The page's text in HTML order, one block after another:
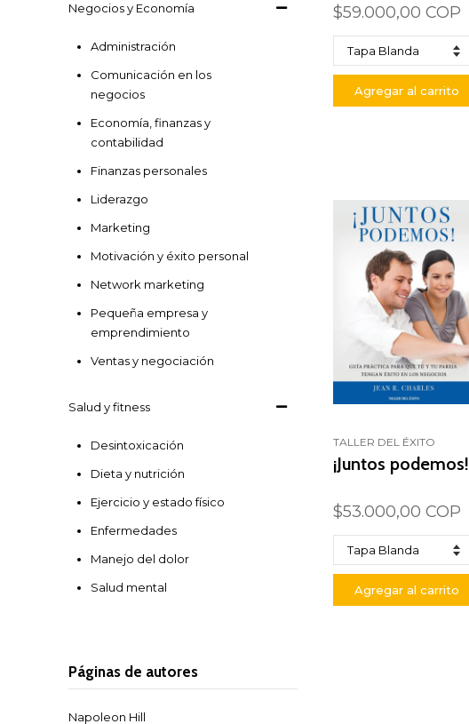
Negocios y Economía
Administración
Comunicación en los
negocios
Economía, finanzas y
contabilidad
Finanzas personales
Liderazgo
Marketing
Motivación y éxito personal
Network marketing
Pequeña empresa y
emprendimiento
Ventas y negociación
Salud y fitness
Desintoxicación
Dieta y nutrición
Ejercicio y estado físico
Enfermedades
Manejo del dolor
Salud mental
Páginas de autores
Napoleon Hill
$59.000,00 COP
Agregar al carrito
TALLER DEL ÉXITO
¡Juntos podemos!
$53.000,00 COP
Agregar al carrito